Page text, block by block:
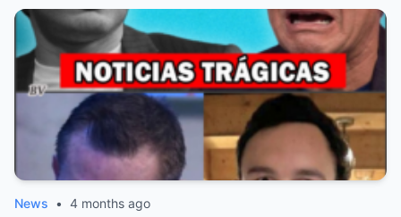
News • 4 months ago